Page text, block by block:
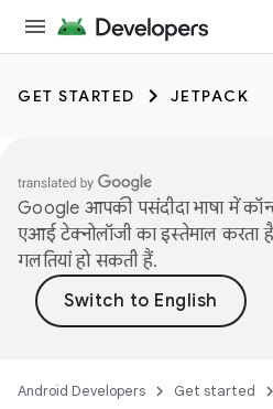
GET STARTED JETPACK
Google आपकी पसंदीदा भाषा में
एआई टेक्नोलॉजी का इस्तेमाल करता
गलतियां हो सकती हैं.
Android Developers Get started